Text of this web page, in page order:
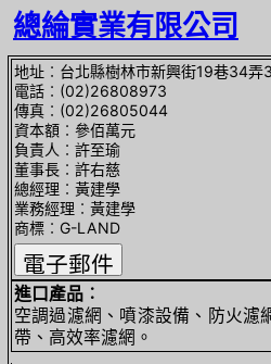
總綸實業有限公司
地址︰台北縣樹林市新興街19巷34弄
電話︰(02)26808973
傳真︰(02)26805044
資本額︰參佰萬元
負責人︰許至瑜
董事長︰許右慈
總經理︰黃建學
業務經理︰黃建學
商標︰G-LAND
進口產品︰
空調過濾網、噴漆設備、防火濾
帶、高效率濾網。